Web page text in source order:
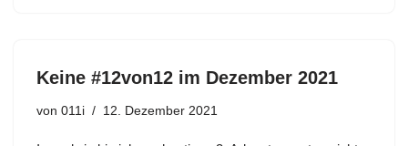
Keine #12von12 im Dezember 2021
von 011i 12. Dezember 2021